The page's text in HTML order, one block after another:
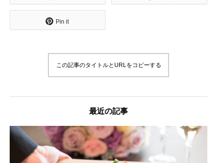
Pin it
この記事のタイトルとURLをコピーする
最近の記事